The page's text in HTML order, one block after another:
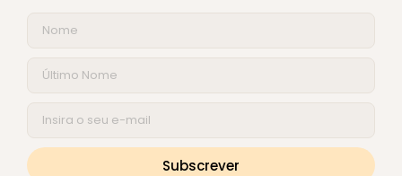
Subscrever